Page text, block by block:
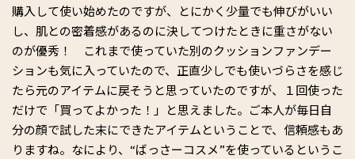
購入して使い始めたのですが、とにかく少量でも伸びがいい
し、肌との密着感があるのに決してつけたときに重さがない
のが優秀！ これまで使っていた別のクッションファンデー
ションも気に入っていたので、正直少しでも使いづらさを感じ
たら元のアイテムに戻そうと思っていたのですが、１回使った
だけで「買ってよかった！」と思えました。ご本人が毎日自
分の顔で試した末にできたアイテムということで、信頼感もあ
りますね。なにより、“ばっさーコスメ”を使っているというこ